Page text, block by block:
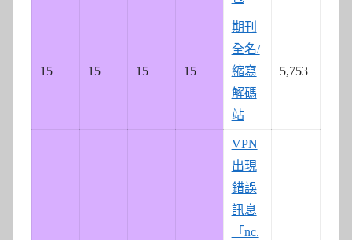
15 15 15 15
期刊
全名/
縮寫
解碼
站
5,753
VPN
出現
錯誤
訊息
「nc.